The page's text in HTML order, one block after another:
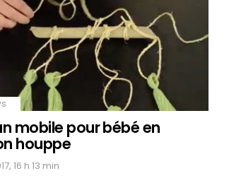
mobile pour bébé en
houppe
16 h 13 min